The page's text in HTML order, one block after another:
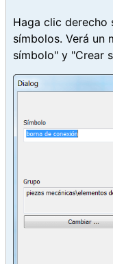
Haga clic derecho
símbolos. Verá un
símbolo" y "Crear